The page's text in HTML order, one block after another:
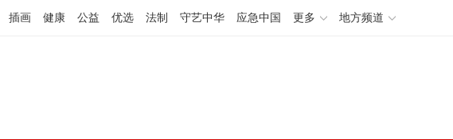
插画 健康 公益 优选 法制 守艺中华 应急中国 更多 地方频道